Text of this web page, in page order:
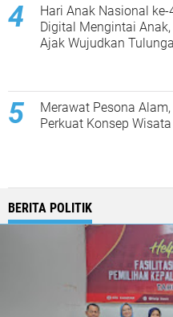
Hari Anak Nasional
Digital Mengintai
Ajak Wujudkan
Merawat Pesona
Perkuat Konsep
BERITA POLITIK